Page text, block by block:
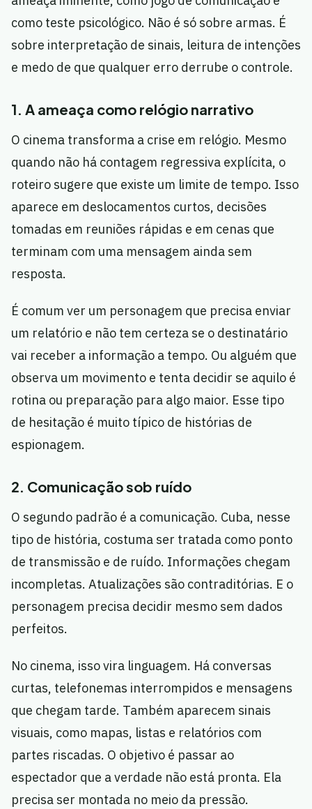
como teste psicológico. Não é só sobre armas. É
sobre interpretação de sinais, leitura de intenções
e medo de que qualquer erro derrube o controle.
1. A ameaça como relógio narrativo
O cinema transforma a crise em relógio. Mesmo
quando não há contagem regressiva explícita, o
roteiro sugere que existe um limite de tempo. Isso
aparece em deslocamentos curtos, decisões
tomadas em reuniões rápidas e em cenas que
terminam com uma mensagem ainda sem
resposta.
É comum ver um personagem que precisa enviar
um relatório e não tem certeza se o destinatário
vai receber a informação a tempo. Ou alguém que
observa um movimento e tenta decidir se aquilo é
rotina ou preparação para algo maior. Esse tipo
de hesitação é muito típico de histórias de
espionagem.
2. Comunicação sob ruído
O segundo padrão é a comunicação. Cuba, nesse
tipo de história, costuma ser tratada como ponto
de transmissão e de ruído. Informações chegam
incompletas. Atualizações são contraditórias. E o
personagem precisa decidir mesmo sem dados
perfeitos.
No cinema, isso vira linguagem. Há conversas
curtas, telefonemas interrompidos e mensagens
que chegam tarde. Também aparecem sinais
visuais, como mapas, listas e relatórios com
partes riscadas. O objetivo é passar ao
espectador que a verdade não está pronta. Ela
precisa ser montada no meio da pressão.